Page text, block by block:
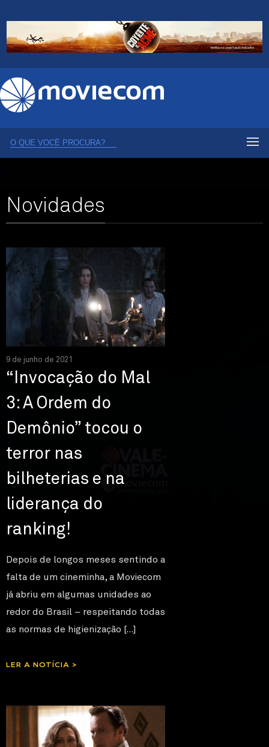
Novidades
9 de junho de 2021
“Invocação do Mal
3: A Ordem do
Demônio” tocou o
terror nas
bilheterias e na
liderança do
ranking!
Depois de longos meses sentindo a
falta de um cineminha, a Moviecom
já abriu em algumas unidades ao
redor do Brasil – respeitando todas
as normas de higienização […]
LER A NOTÍCIA >